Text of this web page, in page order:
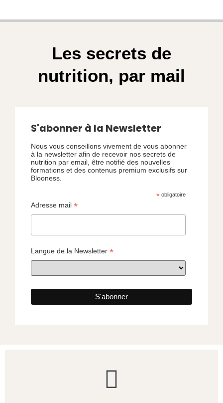
Les secrets de
nutrition, par mail
S'abonner à la Newsletter
Nous vous conseillons vivement de vous abonner
à la newsletter afin de recevoir nos secrets de
nutrition par email, être notifié des nouvelles
formations et des contenus premium exclusifs sur
Blooness.
* obligatoire
Adresse mail *
Langue de la Newsletter *